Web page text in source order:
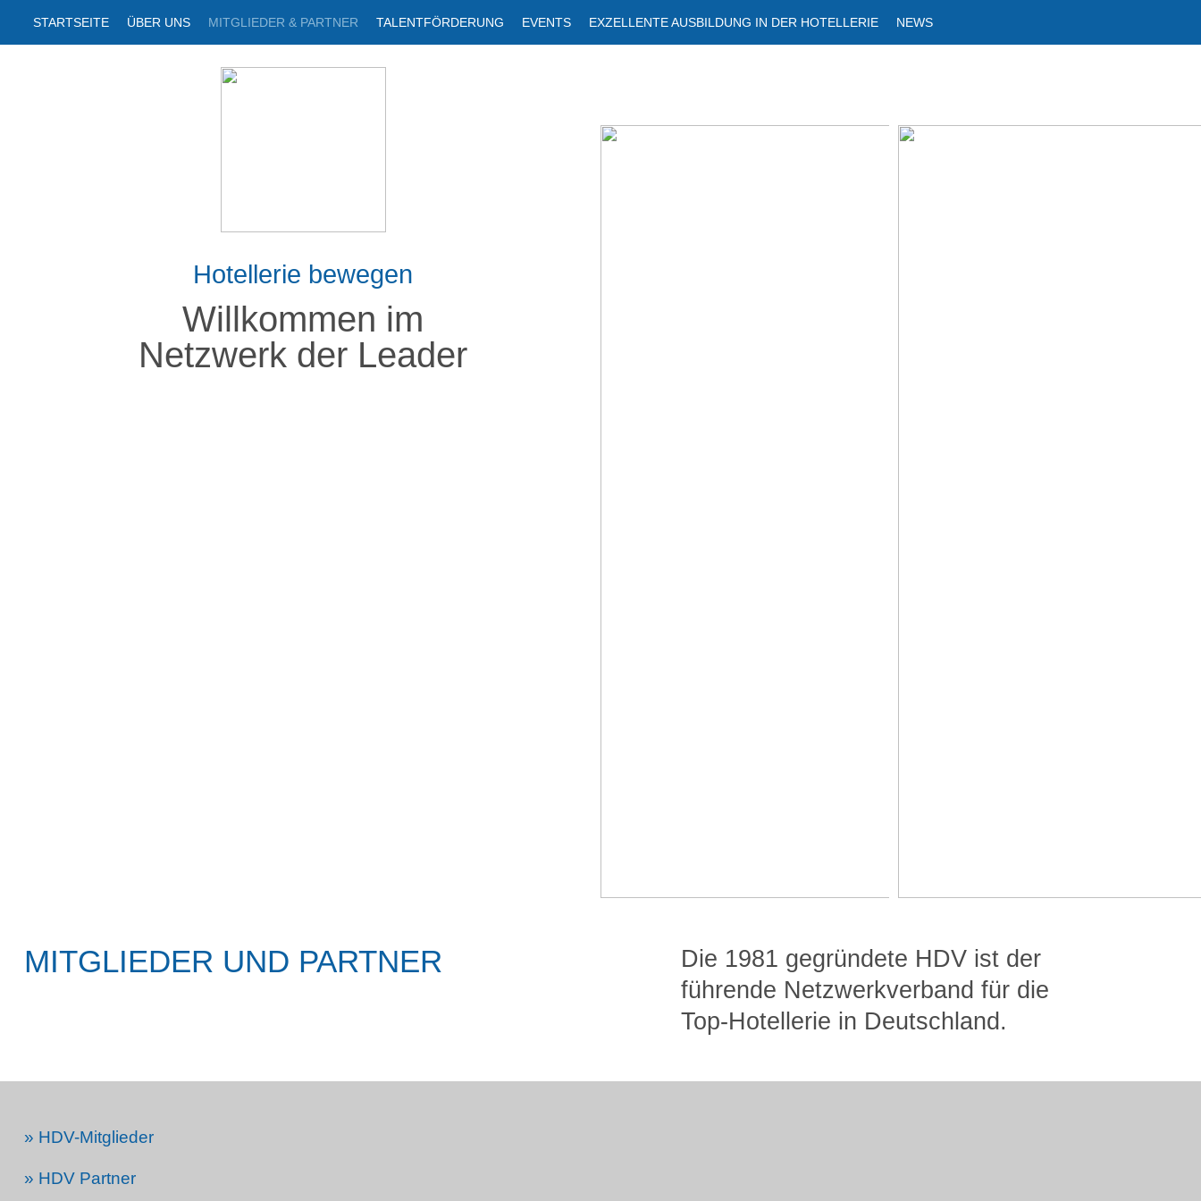
STARTSEITE ÜBER UNS MITGLIEDER & PARTNER TALENTFÖRDERUNG EVENTS EXZELLENTE AUSBILDUNG IN DER HOTELLERIE NEWS
Hotellerie bewegen
Willkommen im
Netzwerk der Leader
MITGLIEDER UND PARTNER
Die 1981 gegründete HDV ist der
führende Netzwerkverband für die
Top-Hotellerie in Deutschland.
» HDV-Mitglieder
» HDV Partner